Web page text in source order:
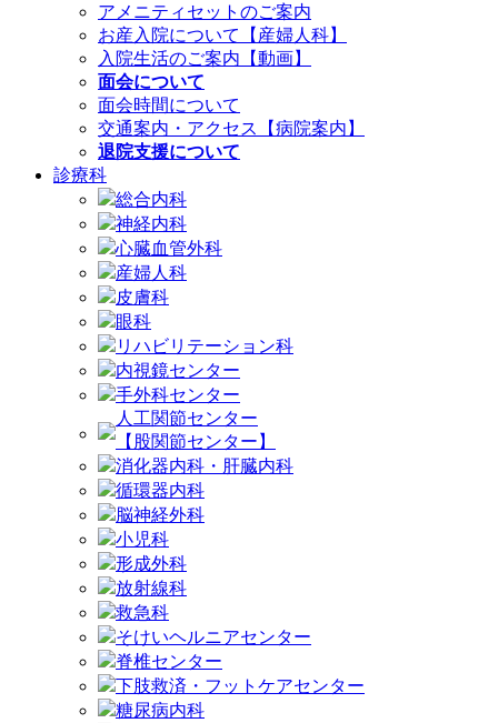
アメニティセットのご案内
お産入院について【産婦人科】
入院生活のご案内【動画】
面会について
面会時間について
交通案内・アクセス【病院案内】
退院支援について
診療科
総合内科
神経内科
心臓血管外科
産婦人科
皮膚科
眼科
リハビリテーション科
内視鏡センター
手外科センター
人工関節センター
【股関節センター】
消化器内科・肝臓内科
循環器内科
脳神経外科
小児科
形成外科
放射線科
救急科
そけいヘルニアセンター
脊椎センター
下肢救済・フットケアセンター
糖尿病内科